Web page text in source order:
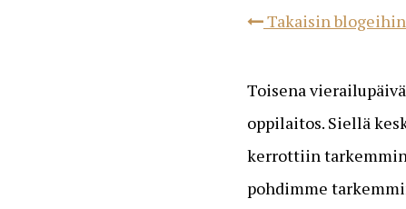
Takaisin blogeihin
Toisena
oppilaitos. Siellä
kerrottiin tarkemmin
pohdimme